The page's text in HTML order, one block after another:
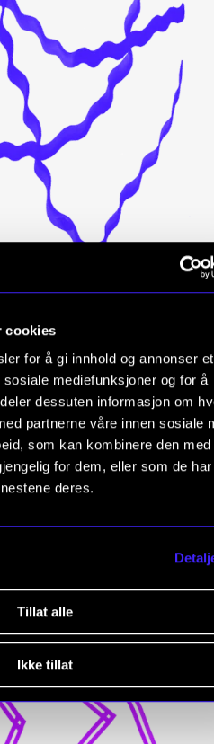
cookies
for å gi innhold og annonser et
mediefunksjoner og for å
dessuten informasjon om
partnerne våre innen sosiale
som kan kombinere den med
for dem, eller som de
deres.
Tillat alle
Ikke tillat